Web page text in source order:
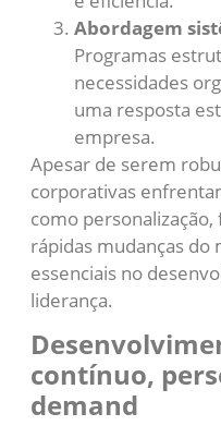
Abordagem
Programas
necessidades
uma resposta
empresa.
Apesar de serem
corporativas
como
rápidas mudanças
essenciais no
liderança.
contínuo,
demand